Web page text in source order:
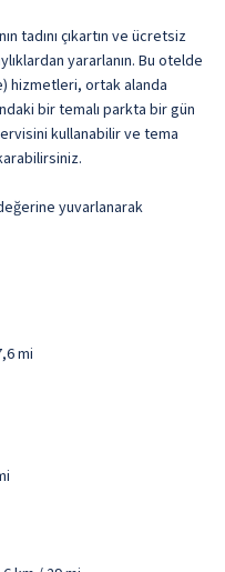
tadını çıkartın ve ücretsiz
yararlanın. Bu otelde
hizmetleri, ortak alanda
bir temalı parkta bir gün
kullanabilir ve tema
yuvarlanarak
mi